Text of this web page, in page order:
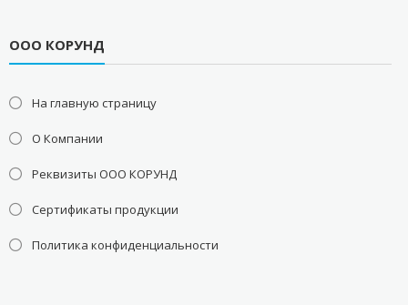
ООО КОРУНД
На главную страницу
О Компании
Реквизиты ООО КОРУНД
Сертификаты продукции
Политика конфиденциальности